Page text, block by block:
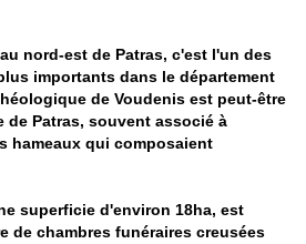
nord-est de Patras, c'est l'un des
importants dans le département
de Voudenis est peut-être
Patras, souvent associé à
hameaux qui composaient
superficie d'environ 18ha, est
de chambres funéraires creusées